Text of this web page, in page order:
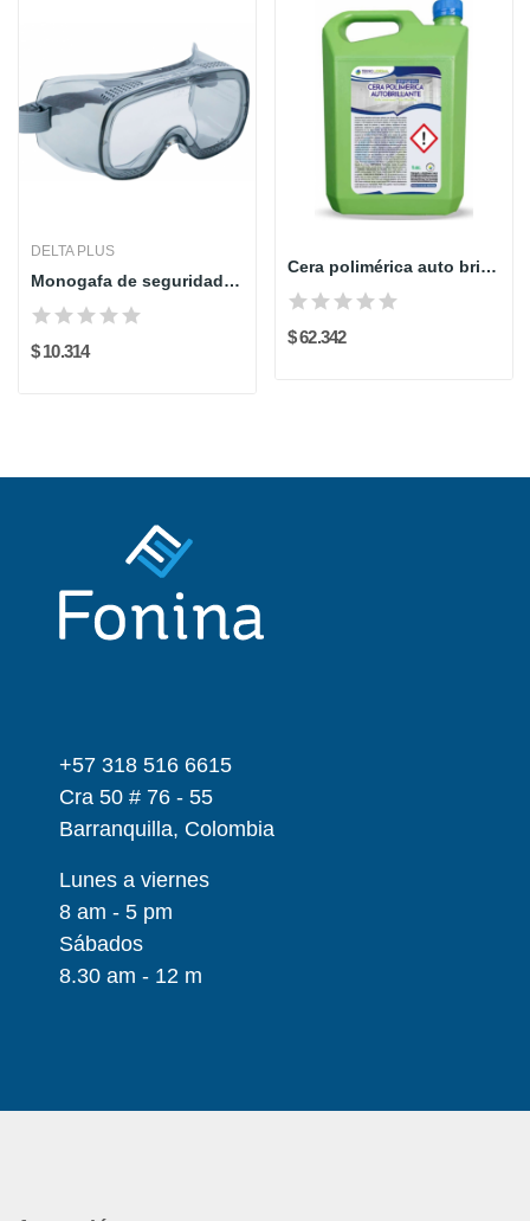
DELTA PLUS
Monogafa de seguridad muria lente claro...
$ 10.314
Cera polimérica auto brillante x galón TEKNO
$ 62.342
+57 318 516 6615
Cra 50 # 76 - 55
Barranquilla, Colombia
Lunes a viernes
8 am - 5 pm
Sábados
8.30 am - 12 m